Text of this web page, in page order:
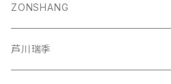
ZONSHANG
芦川瑞季